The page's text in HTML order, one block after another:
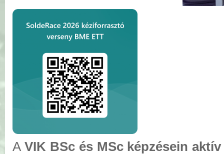
A VIK BSc és MSc képzésein